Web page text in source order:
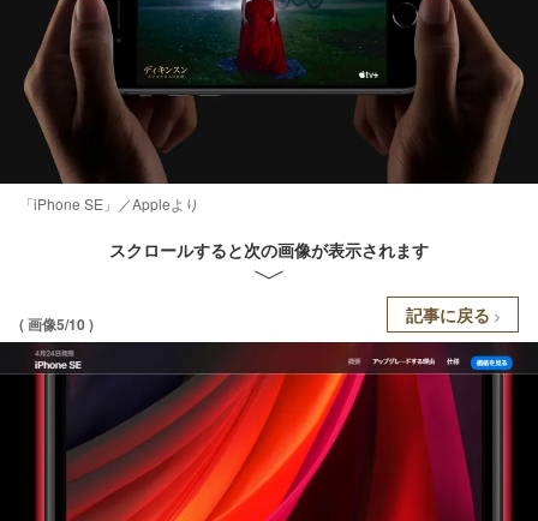
「iPhone SE」／Appleより
スクロールすると次の画像が表示されます
( 画像5/10 ) 記事に戻る